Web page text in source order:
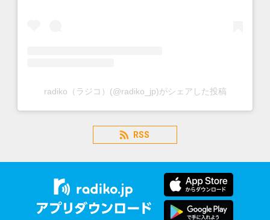
radiko（ラジコ）(@radiko_jp)がシェアした投稿
RSS